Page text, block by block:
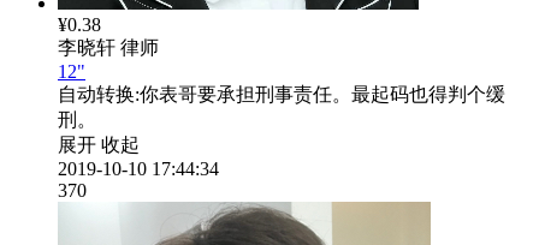
¥0.38
李晓轩 律师
12"
自动转换:你表哥要承担刑事责任。最起码也得判个缓
刑。
展开 收起
2019-10-10 17:44:34
370